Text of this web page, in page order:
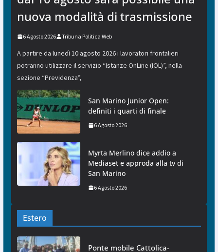
nuova modalità di trasmissione
6 Agosto 2026 Tribuna Politica Web
A partire da lunedì 10 agosto 2026 i lavoratori frontalieri
potranno utilizzare il servizio “Istanze OnLine (IOL)”, nella
sezione “Previdenza”,
San Marino Junior Open:
definiti i quarti di finale
6 Agosto 2026
Myrta Merlino dice addio a
Mediaset e approda alla tv di
San Marino
6 Agosto 2026
Estero
Ponte mobile Cattolica-